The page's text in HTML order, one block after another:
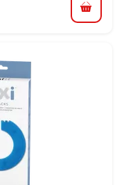
do